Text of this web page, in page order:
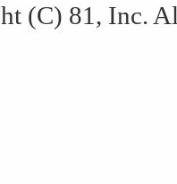
(C) 81, Inc.